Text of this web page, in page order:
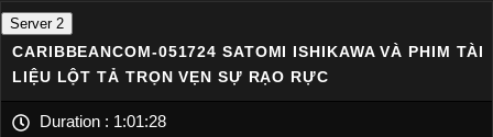
Server 2
CARIBBEANCOM-051724 SATOMI ISHIKAWA VÀ PHIM TÀI
LIỆU LỘT TẢ TRỌN VẸN SỰ RẠO RỰC
Duration : 1:01:28